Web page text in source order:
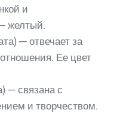
и
желтый.
— отвечает за
Ее цвет
— связана с
и творчеством.